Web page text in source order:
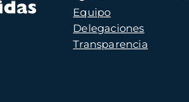
principal
Equipo
Delegaciones
Transparencia